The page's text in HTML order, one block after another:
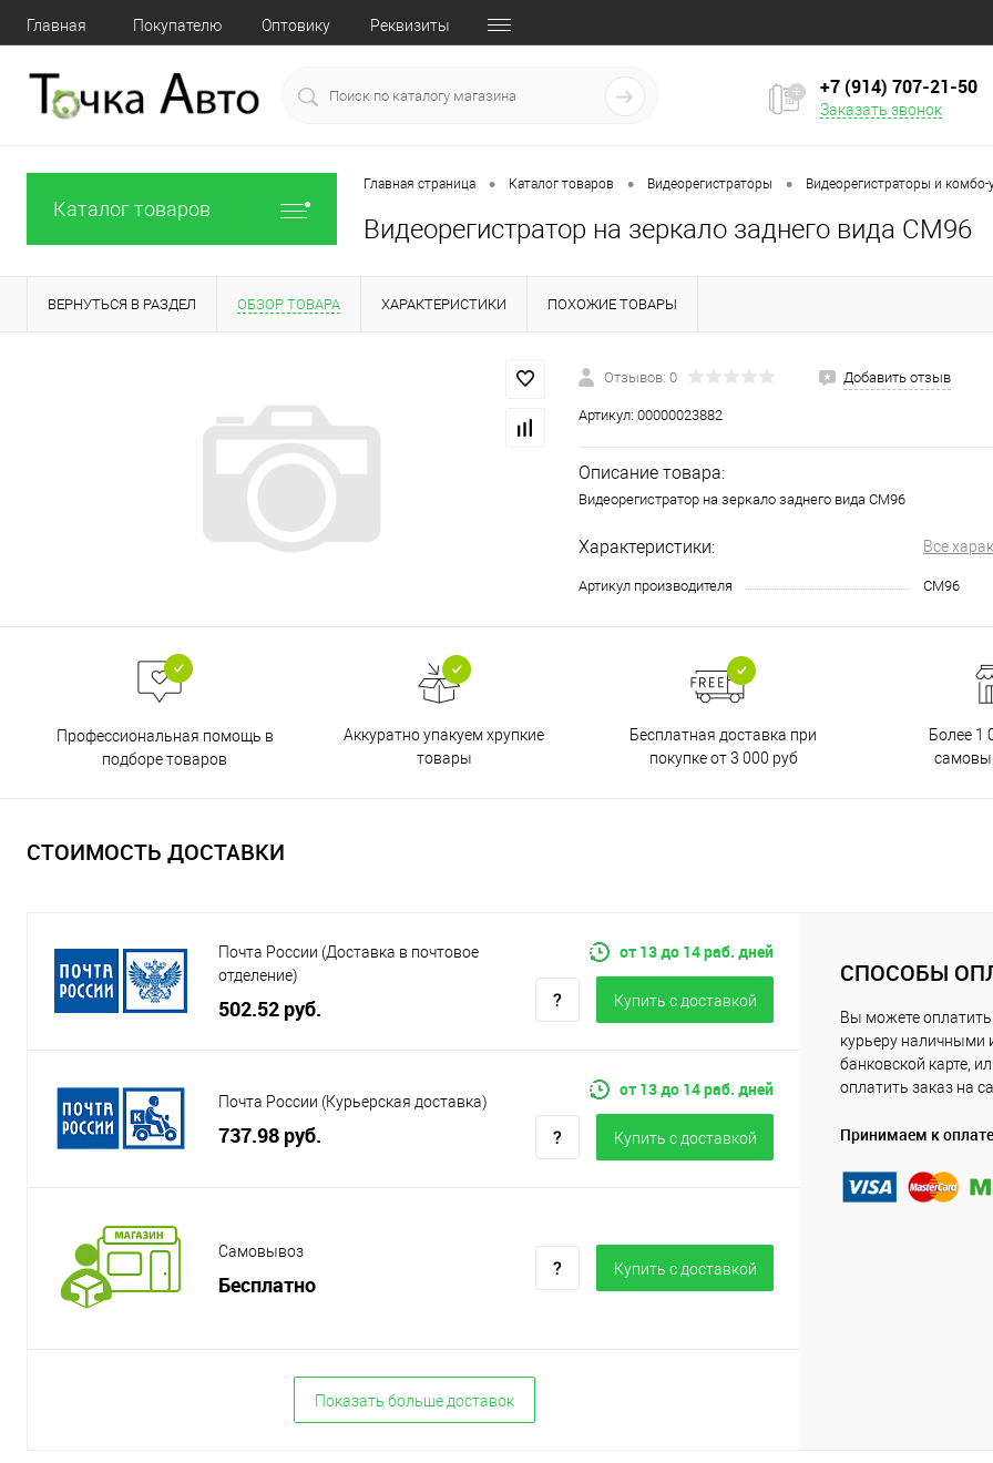
Главная Покупателю Оптовику Реквизиты
+7 (914) 707‒21‒50
Заказать звонок
Каталог товаров
Главная страница • Каталог товаров • Видеорегистраторы • Видеорегистраторы и комбо-
Видеорегистратор на зеркало заднего вида CM96
ВЕРНУТЬСЯ В РАЗДЕЛ ОБЗОР ТОВАРА ХАРАКТЕРИСТИКИ ПОХОЖИЕ ТОВАРЫ
Отзывов: 0 Добавить отзыв
Артикул: 00000023882
Описание товара:
Видеорегистратор на зеркало заднего вида CM96
Характеристики: Все
Артикул производителя CM96
Профессиональная помощь в
подборе товаров
Аккуратно упакуем хрупкие
товары
Бесплатная доставка при
покупке от 3 000 руб
Более 1
СТОИМОСТЬ ДОСТАВКИ
Почта России (Доставка в почтовое
отделение)
502.52 руб.
от 13 до 14 раб. дней
Купить c доставкой
Почта России (Курьерская доставка)
737.98 руб.
от 13 до 14 раб. дней
Купить c доставкой
Самовывоз
Бесплатно
Купить c доставкой
Показать больше доставок
СПОСОБЫ
Вы можете оплатить
курьеру наличными
банковской карте,
оплатить заказ на
Принимаем к оплате